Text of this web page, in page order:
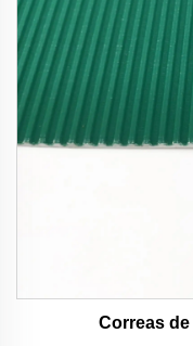
Correas